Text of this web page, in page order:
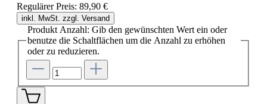
Regulärer Preis: 89,90 €
inkl. MwSt. zzgl. Versand
Produkt Anzahl: Gib den gewünschten Wert ein oder
benutze die Schaltflächen um die Anzahl zu erhöhen
oder zu reduzieren.